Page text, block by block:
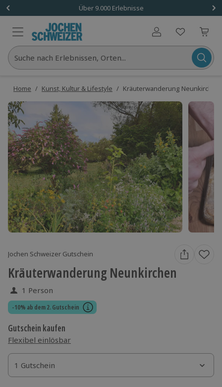
Über 9.000 Erlebnisse
Benutzerkonto
Suche nach Erlebnissen, Orten...
Home / Kunst, Kultur & Lifestyle / Kräuterwanderung Neunkirchen
Jochen Schweizer Gutschein
Kräuterwanderung Neunkirchen
1 Person
-10% ab dem 2. Gutschein
Gutschein kaufen
Flexibel einlösbar
1 Gutschein
1 Gutschein
1 Gutschein